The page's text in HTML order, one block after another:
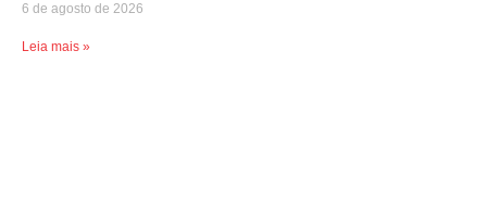
6 de agosto de 2026
Leia mais »